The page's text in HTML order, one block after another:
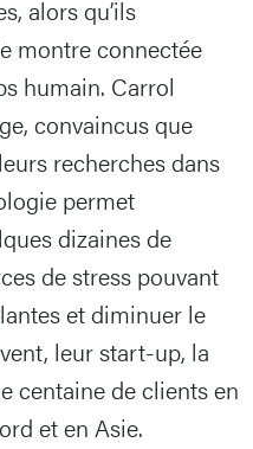
alors qu’ils
montre connectée
humain. Carrol
convaincus que
recherches dans
permet
dizaines de
de stress pouvant
et diminuer le
leur start-up, la
centaine de clients en
et en Asie.